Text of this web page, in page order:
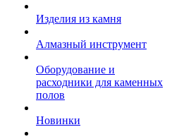
Изделия из камня
Алмазный инструмент
Оборудование и
расходники для каменных
полов
Новинки